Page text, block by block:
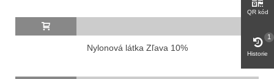
Nylonová látka Zľava 10%
QR kód
Historie
1